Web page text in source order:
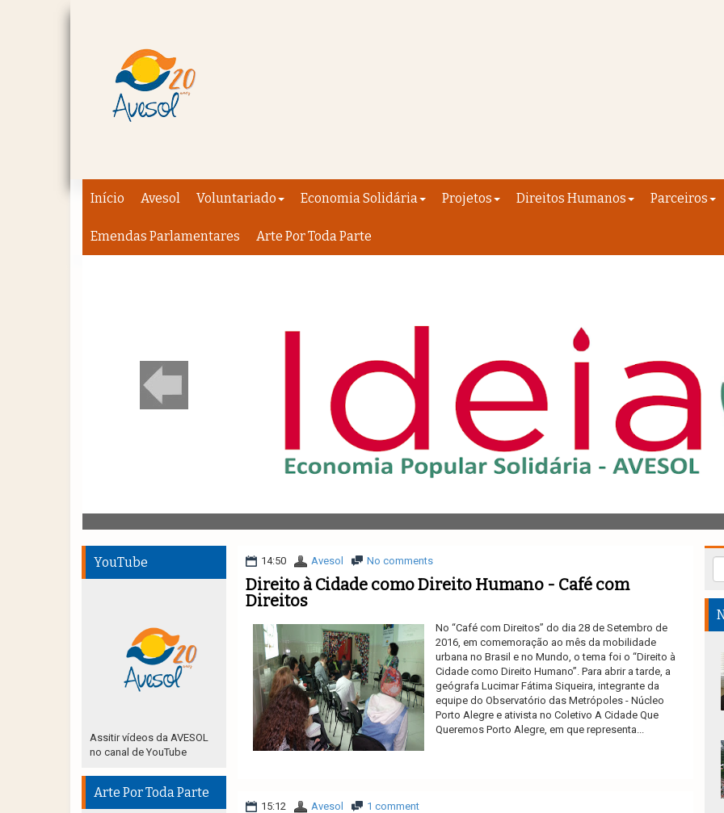
Início Avesol Voluntariado Economia Solidária Projetos Direitos Humanos Parceiros
Emendas Parlamentares Arte Por Toda Parte
14:50 Avesol No comments
Direito à Cidade como Direito Humano - Café com
Direitos
No “Café com Direitos” do dia 28 de Setembro de
2016, em comemoração ao mês da mobilidade
urbana no Brasil e no Mundo, o tema foi o “Direito à
Cidade como Direito Humano”. Para abrir a tarde, a
geógrafa Lucimar Fátima Siqueira, integrante da
equipe do Observatório das Metrópoles - Núcleo
Porto Alegre e ativista no Coletivo A Cidade Que
Queremos Porto Alegre, em que representa...
15:12 Avesol 1 comment
YouTube
Assitir vídeos da AVESOL
no canal de YouTube
Arte Por Toda Parte